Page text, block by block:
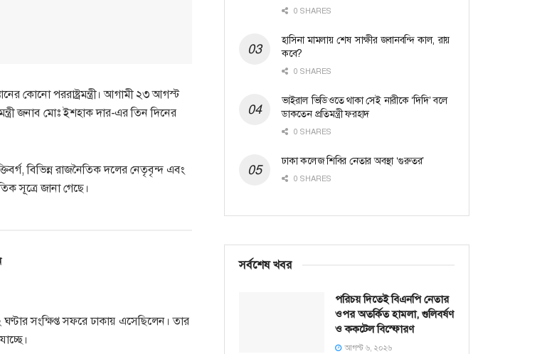
কোনো পররাষ্ট্রমন্ত্রী। আগামী ২৩ আগস্ট
জনাব মোঃ ইশহাক দার-এর তিন দিনের
বিভিন্ন রাজনৈতিক দলের নেতৃবৃন্দ এবং
সূত্রে জানা গেছে।
ঘণ্টার সংক্ষিপ্ত সফরে ঢাকায় এসেছিলেন। তার
0 SHARES
হাসিনা মামলায় শেষ সাক্ষীর জবানবন্দি কাল, রায়
কবে?
0 SHARES
ভাইরাল ভিডিওতে থাকা সেই নারীকে ‘দিদি’ বলে
ডাকতেন প্রতিমন্ত্রী ফরহাদ
0 SHARES
ঢাকা কলেজ শিবির নেতার অবস্থা ‘গুরুতর’
0 SHARES
সর্বশেষ খবর
পরিচয় দিতেই বিএনপি নেতার
ওপর অতর্কিত হামলা, গুলিবর্ষণ
ও ককটেল বিস্ফোরণ
আগস্ট ৬, ২০২৬